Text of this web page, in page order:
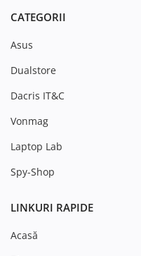
CATEGORII
Asus
Dualstore
Dacris IT&C
Vonmag
Laptop Lab
Spy-Shop
LINKURI RAPIDE
Acasă